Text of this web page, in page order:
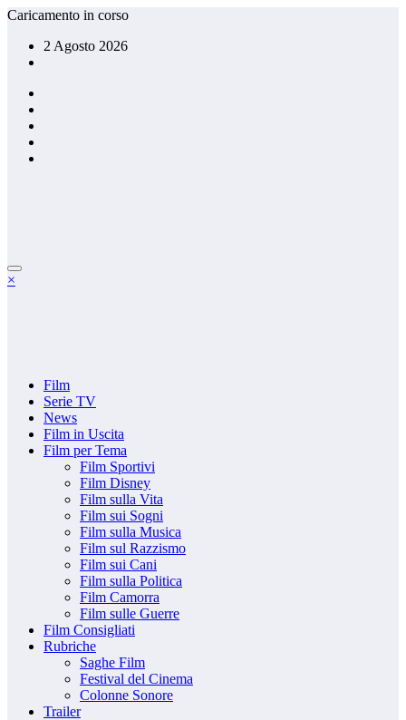
Vai
contenuto
Caricamento in corso
2 Agosto 2026
×
Film
Serie TV
News
Film in Uscita
Film per Tema
Film Sportivi
Film Disney
Film sulla Vita
Film sui Sogni
Film sulla Musica
Film sul Razzismo
Film sui Cani
Film sulla Politica
Film Camorra
Film sulle Guerre
Film Consigliati
Rubriche
Saghe Film
Festival del Cinema
Colonne Sonore
Trailer